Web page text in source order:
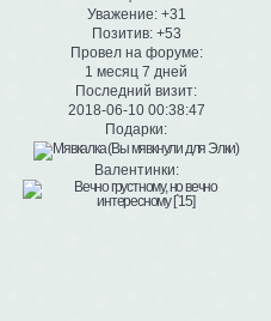
Уважение: +31
Позитив: +53
Провел на форуме:
1 месяц 7 дней
Последний визит:
2018-06-10 00:38:47
Подарки:
Валентинки: